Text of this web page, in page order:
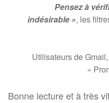
Pensez à
indésirable », les
Utilisateurs de
«
Bonne lecture et à très